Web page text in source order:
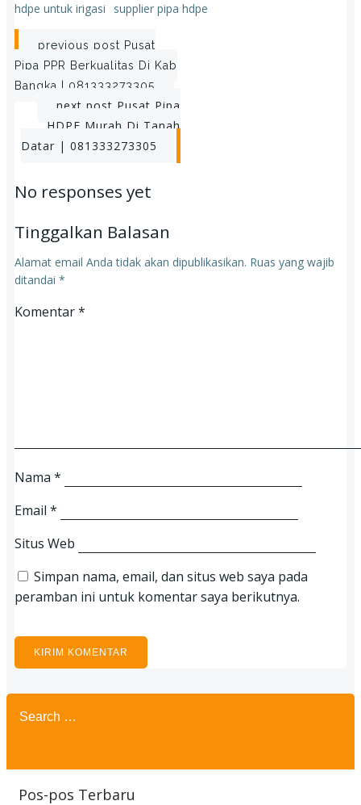
hdpe untuk irigasi
supplier pipa hdpe
Post
navigation
previous post Pusat
Pipa PPR Berkualitas Di Kab
Bangka | 081333273305
Post
navigation
next post Pusat Pipa
HDPE Murah Di Tanah
Datar | 081333273305
No responses yet
Tinggalkan Balasan
Alamat email Anda tidak akan dipublikasikan. Ruas yang wajib
ditandai *
Komentar*
Nama *
Email *
Situs Web
Simpan nama, email, dan situs web saya pada
peramban ini untuk komentar saya berikutnya.
Search
for:
Pos-pos Terbaru